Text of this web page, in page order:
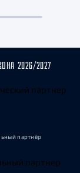
2026/2027
партнёр